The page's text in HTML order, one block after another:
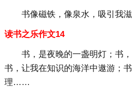
书像磁铁，像泉水，吸引我滋
读书之乐作文14
书，是夜晚的一盏明灯；书
书，让我在知识的海洋中遨游；
理……